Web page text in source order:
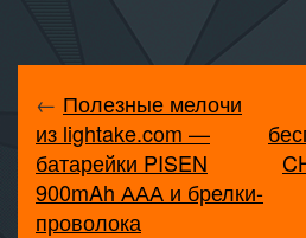
← Полезные мелочи
из lightake.com —
батарейки PISEN
900mAh ААА и брелки-
проволока